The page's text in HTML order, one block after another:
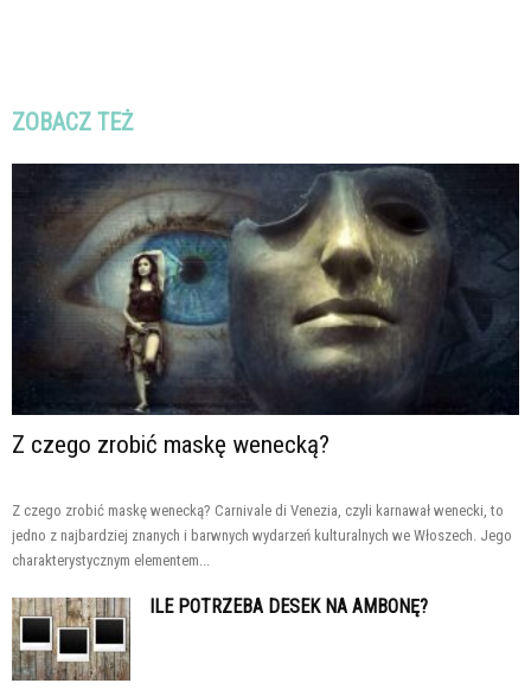
ZOBACZ TEŻ
Z czego zrobić maskę wenecką?
Z czego zrobić maskę wenecką? Carnivale di Venezia, czyli karnawał wenecki, to
jedno z najbardziej znanych i barwnych wydarzeń kulturalnych we Włoszech. Jego
charakterystycznym elementem...
ILE POTRZEBA DESEK NA AMBONĘ?